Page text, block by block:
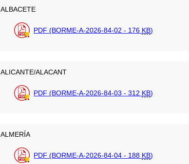
ALBACETE
PDF (BORME-A-2026-84-02 - 176 KB)
ALICANTE/ALACANT
PDF (BORME-A-2026-84-03 - 312 KB)
ALMERÍA
PDF (BORME-A-2026-84-04 - 188 KB)